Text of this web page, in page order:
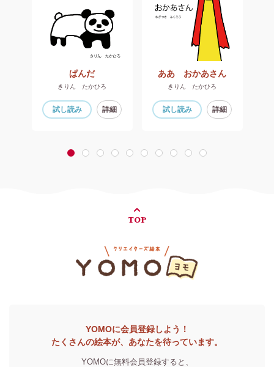
ぱんだ
きりん たかひろ
試し読み 詳細
ああ おかあさん
きりん たかひろ
試し読み 詳細
1 2 3 4 5 6 7 8 9 10
TOP
YOMOに会員登録しよう！
たくさんの絵本が、あなたを待っています。
YOMOに無料会員登録すると、